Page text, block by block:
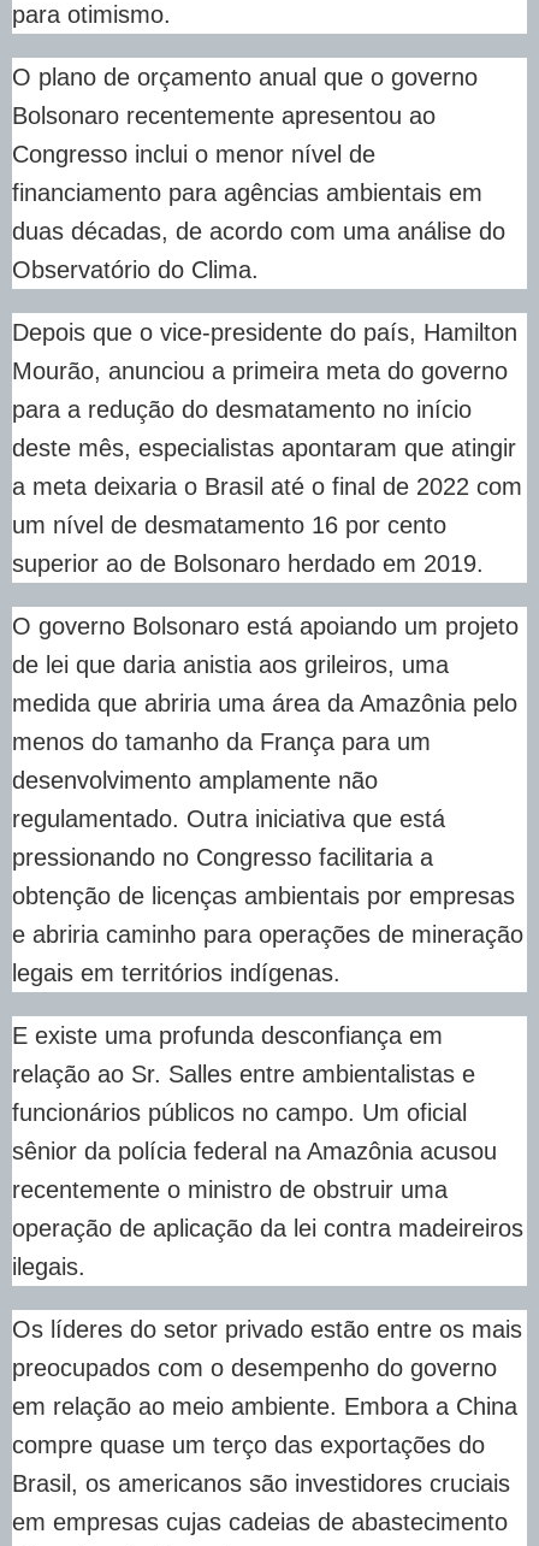
para otimismo.
O plano de orçamento anual que o governo
Bolsonaro recentemente apresentou ao
Congresso inclui o menor nível de
financiamento para agências ambientais em
duas décadas, de acordo com uma análise do
Observatório do Clima.
Depois que o vice-presidente do país, Hamilton
Mourão, anunciou a primeira meta do governo
para a redução do desmatamento no início
deste mês, especialistas apontaram que atingir
a meta deixaria o Brasil até o final de 2022 com
um nível de desmatamento 16 por cento
superior ao de Bolsonaro herdado em 2019.
O governo Bolsonaro está apoiando um projeto
de lei que daria anistia aos grileiros, uma
medida que abriria uma área da Amazônia pelo
menos do tamanho da França para um
desenvolvimento amplamente não
regulamentado. Outra iniciativa que está
pressionando no Congresso facilitaria a
obtenção de licenças ambientais por empresas
e abriria caminho para operações de mineração
legais em territórios indígenas.
E existe uma profunda desconfiança em
relação ao Sr. Salles entre ambientalistas e
funcionários públicos no campo. Um oficial
sênior da polícia federal na Amazônia acusou
recentemente o ministro de obstruir uma
operação de aplicação da lei contra madeireiros
ilegais.
Os líderes do setor privado estão entre os mais
preocupados com o desempenho do governo
em relação ao meio ambiente. Embora a China
compre quase um terço das exportações do
Brasil, os americanos são investidores cruciais
em empresas cujas cadeias de abastecimento